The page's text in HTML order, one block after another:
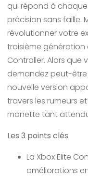
qui répond à
précision sans faille.
révolutionner votre
troisième génération
Controller. Alors que
demandez peut-
nouvelle version
travers les rumeurs
manette tant
Les 3 points clés
La Xbox Elite
améliorations